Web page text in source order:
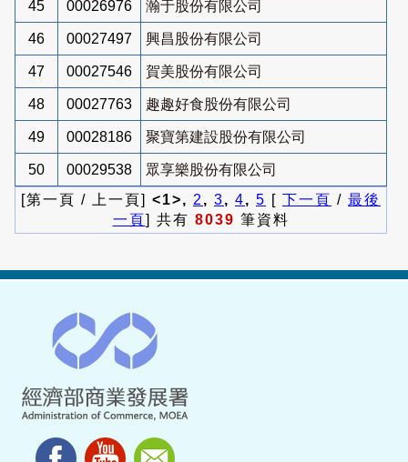
45 00026976 瀚于股份有限公司
46 00027497 興昌股份有限公司
47 00027546 賀美股份有限公司
48 00027763 趣趣好食股份有限公司
49 00028186 聚寶第建設股份有限公司
50 00029538
眾享樂股份有限公司
[第一頁 / 上一頁] <1>, 2 , 3, 4, 5 [ 下一頁 / 最後
一頁] 共有 8039 筆資料